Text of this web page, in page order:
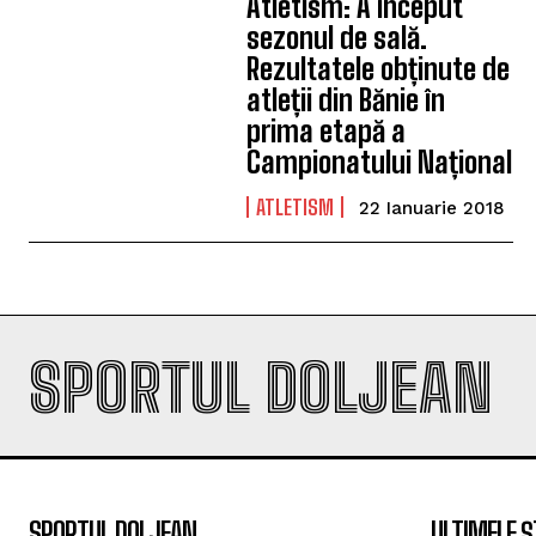
sezonul de sală.
Rezultatele obținute de
atleții din Bănie în
prima etapă a
Campionatului Național
ATLETISM 22 Ianuarie 2018
SPORTUL DOLJEAN